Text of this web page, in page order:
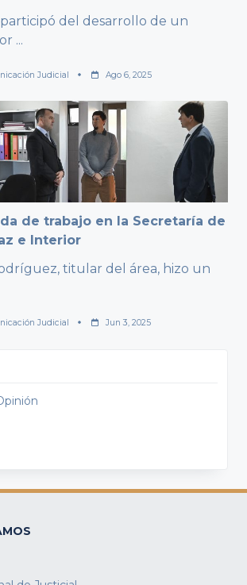
del desarrollo de un
...
Judicial Ago 6, 2025
de trabajo en la Secretaría de
e Interior
titular del área, hizo un
Judicial Jun 3, 2025